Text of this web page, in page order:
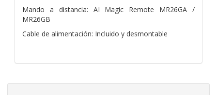
Mando a distancia: AI Magic Remote MR26GA /
MR26GB
Cable de alimentación: Incluido y desmontable